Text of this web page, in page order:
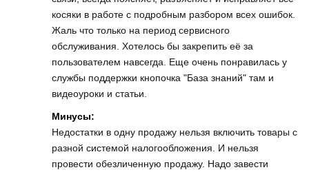
косяки в работе с подробным разбором всех ошибок.
Жаль что только на период сервисного
обслуживания. Хотелось бы закрепить её за
пользователем навсегда. Еще очень понравилась у
службы поддержки кнопочка "База знаний" там и
видеоуроки и статьи.
Минусы:
Недостатки в одну продажу нельзя включить товары с
разной системой налогообложения. И нельзя
провести обезличенную продажу. Надо завести